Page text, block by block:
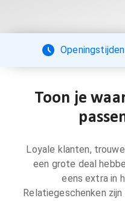
Toon je
Loyale klanten,
een grote deal
eens extra in
Relatiegeschenken